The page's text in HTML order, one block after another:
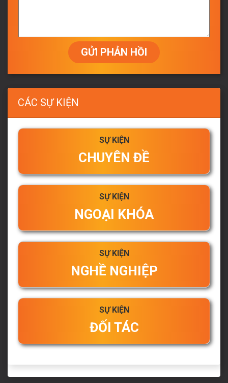
GỬI PHẢN HỒI
CÁC SỰ KIỆN
SỰ KIỆN
CHUYÊN ĐỀ
SỰ KIỆN
NGOẠI KHÓA
SỰ KIỆN
NGHỀ NGHIỆP
SỰ KIỆN
ĐỐI TÁC